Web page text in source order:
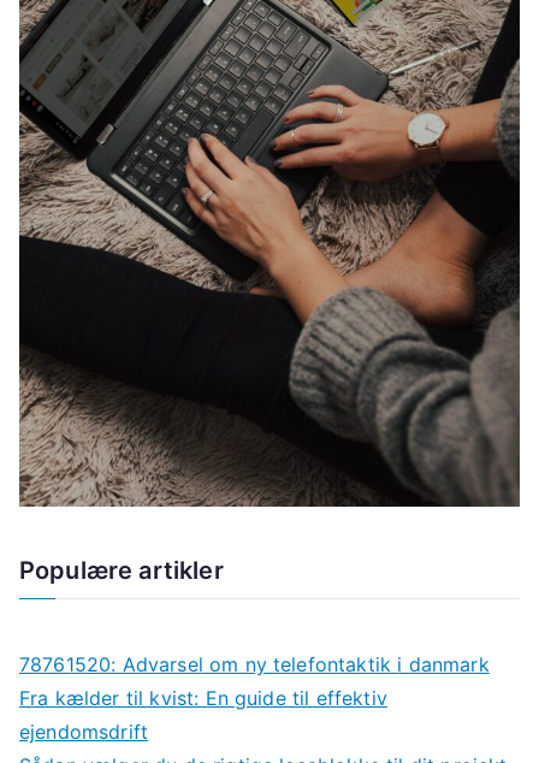
Populære artikler
78761520: Advarsel om ny telefontaktik i danmark
Fra kælder til kvist: En guide til effektiv
ejendomsdrift